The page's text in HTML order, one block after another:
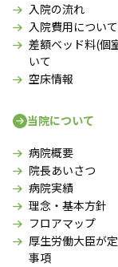
入院の流れ
入院費用について
差額ベッド料(個
いて
空床情報
当院について
病院概要
院長あいさつ
病院実績
理念・基本方針
フロアマップ
厚生労働大臣が
事項